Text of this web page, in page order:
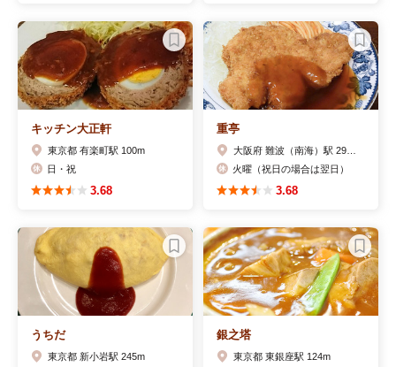
キッチン大正軒
東京都 有楽町駅 100m
日・祝
3.68
重亭
火曜（祝日の場合は翌日）
3.68
うちだ
東京都 新小岩駅 245m
銀之塔
東京都 東銀座駅 124m